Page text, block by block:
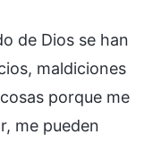
de Dios se han
maldiciones
porque me
me pueden